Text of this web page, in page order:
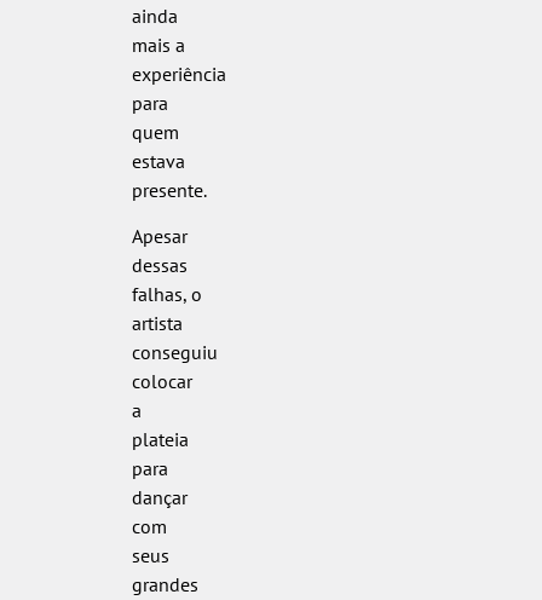
ainda
mais a
experiência
para
quem
estava
presente.
Apesar
dessas
falhas, o
artista
conseguiu
colocar
a
plateia
para
dançar
com
seus
grandes